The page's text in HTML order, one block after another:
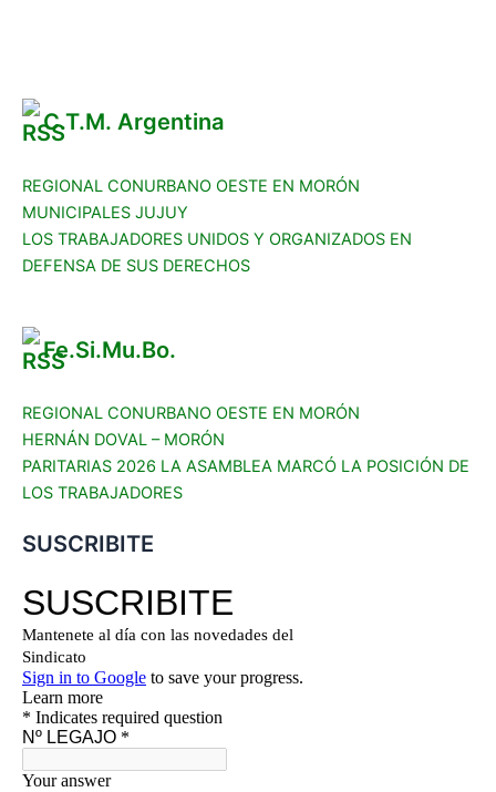
C.T.M. Argentina
REGIONAL CONURBANO OESTE EN MORÓN
MUNICIPALES JUJUY
LOS TRABAJADORES UNIDOS Y ORGANIZADOS EN
DEFENSA DE SUS DERECHOS
Fe.Si.Mu.Bo.
REGIONAL CONURBANO OESTE EN MORÓN
HERNÁN DOVAL – MORÓN
PARITARIAS 2026 LA ASAMBLEA MARCÓ LA POSICIÓN DE
LOS TRABAJADORES
SUSCRIBITE